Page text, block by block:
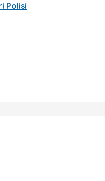
Polisi